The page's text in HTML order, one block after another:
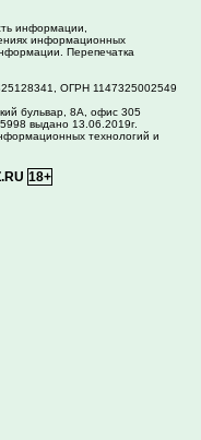
информации,
информационных
Перепечатка
ОГРН 1147325002549
бульвар, 8А, офис 305
выдано 13.06.2019г.
технологий и
18+